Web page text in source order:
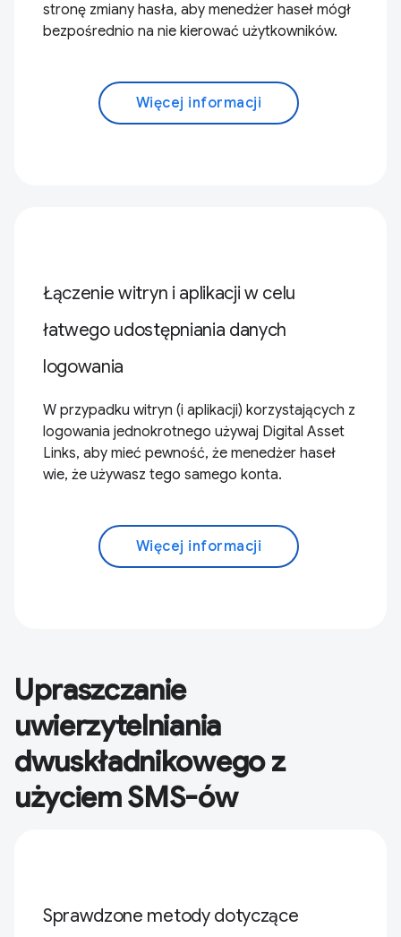
stronę zmiany hasła, aby menedżer haseł mógł
bezpośrednio na nie kierować użytkowników.
Więcej informacji
Łączenie witryn i aplikacji w celu
łatwego udostępniania danych
logowania
W przypadku witryn (i aplikacji) korzystających z
logowania jednokrotnego używaj Digital Asset
Links, aby mieć pewność, że menedżer haseł
wie, że używasz tego samego konta.
Więcej informacji
Upraszczanie
uwierzytelniania
dwuskładnikowego z
użyciem SMS-ów
Sprawdzone metody dotyczące